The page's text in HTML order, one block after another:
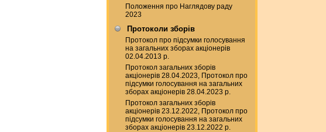
Положення про Наглядову раду
2023
Протоколи зборів
Протокол про підсумки голосування
на загальних зборах акціонерів
02.04.2013 р.
Протокол загальних зборів
акціонерів 28.04.2023, Протокол про
підсумки голосування на загальних
зборах акціонерів 28.04.2023 р.
Протокол загальних зборів
акціонерів 23.12.2022, Протокол про
підсумки голосування на загальних
зборах акціонерів 23.12.2022 р.